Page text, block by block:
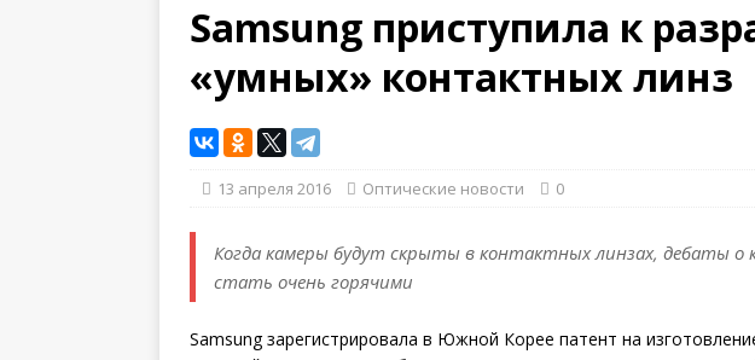
Samsung приступила к
«умных» контактных линз
13 апреля 2016 Оптические новости 0
Когда камеры будут скрыты в контактных линзах, дебаты о
стать очень горячими
Samsung зарегистрировала в Южной Корее патент на